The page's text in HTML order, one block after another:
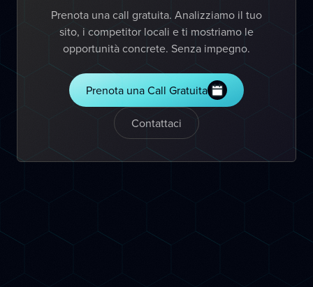
Prenota una call gratuita. Analizziamo il tuo
sito, i competitor locali e ti mostriamo le
opportunità concrete. Senza impegno.
Prenota una Call Gratuita
Contattaci